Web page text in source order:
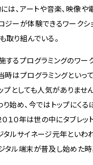
には、アートや音楽、映像
ジーが体験できるワークシ
取り組んでいる。
るプログラミングのワーク
時はプログラミングといっ
プとしても人気がありませ
り始め、今ではトップにく
０１０年は世の中にタブレッ
タルサイネージ元年といわ
タル端末が普及し始めた時